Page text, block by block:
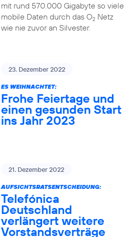
mit rund 570.000 Gigabyte so viele
mobile Daten durch das O2Netz
wie nie zuvor an Silvester.
23. Dezember 2022
ES WEIHNACHTET:
Frohe Feiertage und
einen gesunden Start
ins Jahr 2023
21. Dezember 2022
AUFSICHTSRATSENTSCHEIDUNG:
Telefónica
Deutschland
verlängert weitere
Vorstandsverträge